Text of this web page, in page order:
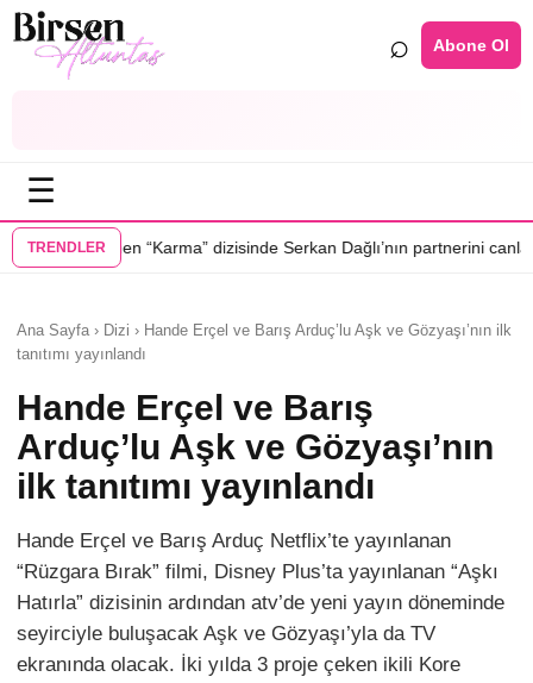
⌕ Abone Ol
☰
TRENDLER
dizisinde Serkan Dağlı’nın partnerini canlandıracak•Daha 17’ye
Ana Sayfa › Dizi › Hande Erçel ve Barış Arduç’lu Aşk ve Gözyaşı’nın ilk
tanıtımı yayınlandı
Hande Erçel ve Barış
Arduç’lu Aşk ve Gözyaşı’nın
ilk tanıtımı yayınlandı
Hande Erçel ve Barış Arduç Netflix’te yayınlanan
“Rüzgara Bırak” filmi, Disney Plus’ta yayınlanan “Aşkı
Hatırla” dizisinin ardından atv’de yeni yayın döneminde
seyirciyle buluşacak Aşk ve Gözyaşı’yla da TV
ekranında olacak. İki yılda 3 proje çeken ikili Kore